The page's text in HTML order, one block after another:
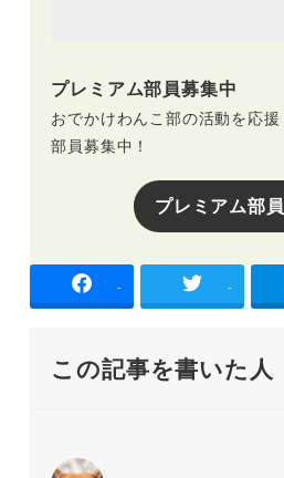
プレミアム部員募集中
おでかけわんこ部の活動を応
部員募集中！
プレミアム部
- -
この記事を書いた人